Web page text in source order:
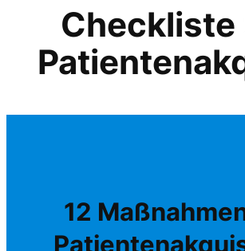
Checkliste
12